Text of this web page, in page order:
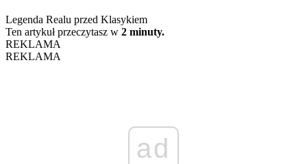
Legenda Realu przed Klasykiem
Ten artykuł przeczytasz w 2 minuty.
REKLAMA
REKLAMA
ad